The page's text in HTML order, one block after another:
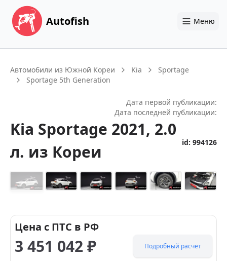
Autofish Меню
Автомобили из Южной Кореи Kia
Sportage
Sportage 5th Generation
Дата первой публикации:
Дата последней публикации:
Kia Sportage 2021, 2.0
л. из Кореи id: 994126
Цена с ПТС в РФ
3 451 042₽ Подробный расчет